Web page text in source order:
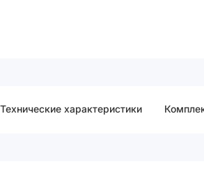
Технические характеристики